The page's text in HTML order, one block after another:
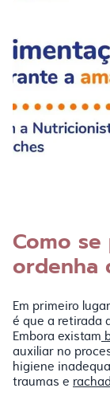
Como
ordenha
Em primeiro
é que a retirada
Embora existam
auxiliar no
higiene
traumas e